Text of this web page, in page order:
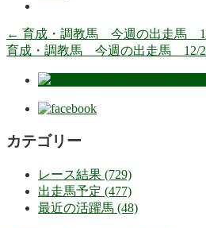
← 育成・調教馬 今週の出走馬
育成・調教馬 今週の出走馬 12/
カテゴリー
レース結果 (729)
出走馬予定 (477)
最近の活躍馬 (48)